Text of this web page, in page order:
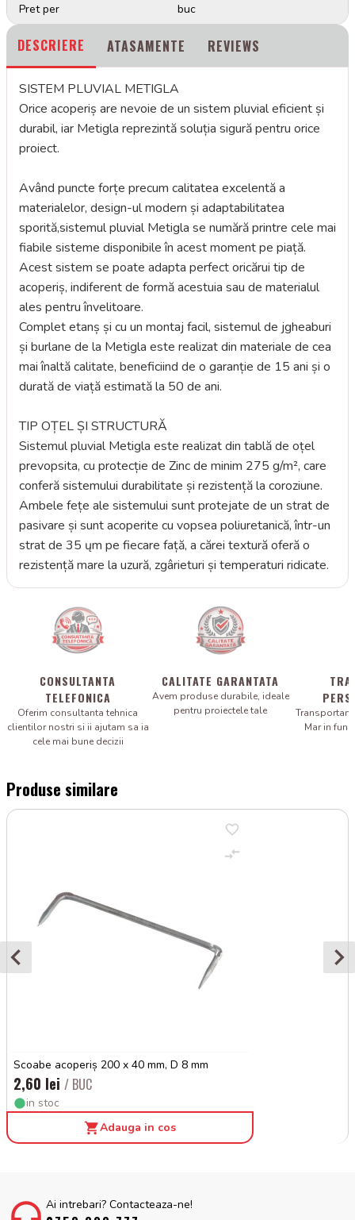
Pret per buc
DESCRIERE ATASAMENTE REVIEWS
SISTEM PLUVIAL METIGLA
Orice acoperiș are nevoie de un sistem pluvial eficient și
durabil, iar Metigla reprezintă soluția sigură pentru orice
proiect.
Având puncte forțe precum calitatea excelentă a
materialelor, design-ul modern și adaptabilitatea
sporită,sistemul pluvial Metigla se numără printre cele mai
fiabile sisteme disponibile în acest moment pe piață.
Acest sistem se poate adapta perfect oricărui tip de
acoperiș, indiferent de formă acestuia sau de materialul
ales pentru învelitoare.
Complet etanș și cu un montaj facil, sistemul de jgheaburi
și burlane de la Metigla este realizat din materiale de cea
mai înaltă calitate, beneficiind de o garanție de 15 ani și o
durată de viață estimată la 50 de ani.
TIP OȚEL ȘI STRUCTURĂ
Sistemul pluvial Metigla este realizat din tablă de oțel
prevopsita, cu protecție de Zinc de minim 275 g/m², care
conferă sistemului durabilitate și rezistență la coroziune.
Ambele fețe ale sistemului sunt protejate de un strat de
pasivare și sunt acoperite cu vopsea poliuretanică, într-un
strat de 35 ųm pe fiecare față, a cărei textură oferă o
rezistență mare la uzură, zgârieturi și temperaturi ridicate.
CONSULTANTA
TELEFONICA
Oferim consultanta tehnica
clientilor nostri si ii ajutam sa ia
cele mai bune decizii
CALITATE GARANTATA
Avem produse durabile, ideale
pentru proiectele tale
Mar in
Produse similare
Scoabe acoperiș 200 x 40 mm, D 8 mm
2,60 lei / BUC
in stoc
Adauga in cos
Ai intrebari? Contacteaza-ne!